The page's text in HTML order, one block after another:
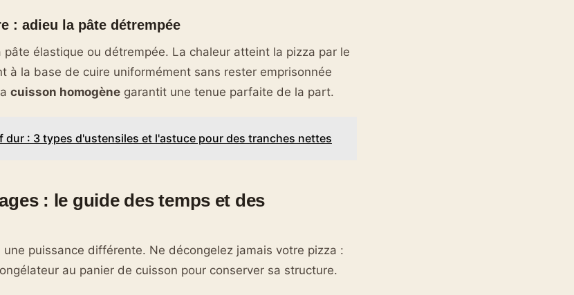
: adieu la pâte détrempée
élastique ou détrempée. La chaleur atteint la pizza par le
à la base de cuire uniformément sans rester emprisonnée
cuisson homogène garantit une tenue parfaite de la part.
: 3 types d'ustensiles et l'astuce pour des tranches nettes
: le guide des temps et des
puissance différente. Ne décongelez jamais votre pizza :
au panier de cuisson pour conserver sa structure.